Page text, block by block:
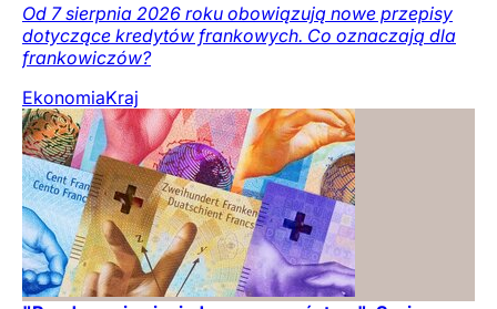
Od 7 sierpnia 2026 roku obowiązują nowe przepisy
dotyczące kredytów frankowych. Co oznaczają dla
frankowiczów?
EkonomiaKraj